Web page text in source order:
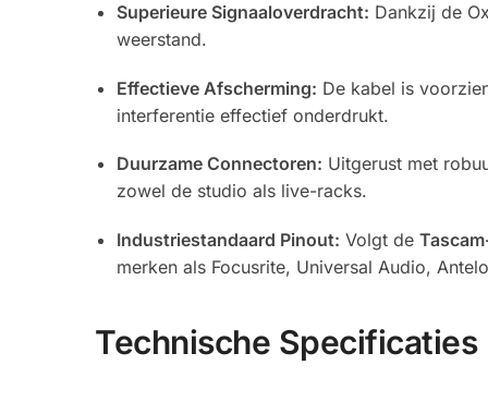
Superieure Signaaloverdracht: Dankzij de
weerstand.
Effectieve Afscherming: De kabel is
interferentie effectief onderdrukt.
Duurzame Connectoren: Uitgerust met
zowel de studio als live-racks.
Industriestandaard Pinout: Volgt de
merken als Focusrite, Universal Audio,
Technische Specificaties